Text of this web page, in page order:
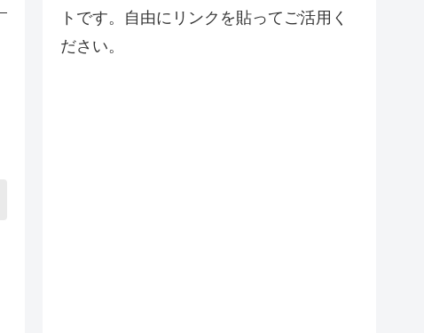
トです。自由にリンクを貼ってご活用く
ださい。